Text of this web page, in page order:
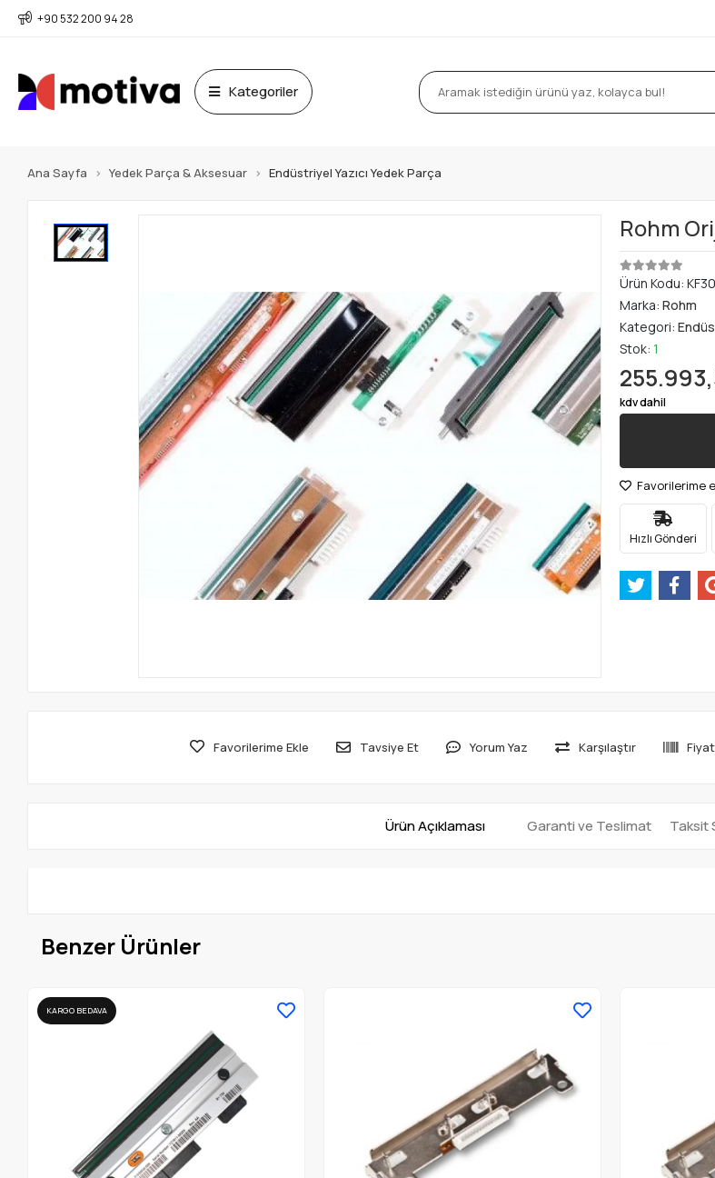
+90 532 200 94 28
Kategoriler
Ana Sayfa Yedek Parça & Aksesuar Endüstriyel Yazıcı Yedek Parça
Rohm
Ürün Kodu:
Marka: Rohm
Kategori:
Stok: 1
kdv dahil
Favorilerime
Hızlı Gönderi
Favorilerime Ekle Tavsiye Et Yorum Yaz Karşılaştır
Ürün Açıklaması Garanti ve Teslimat Taksit
Benzer Ürünler
KARGO BEDAVA